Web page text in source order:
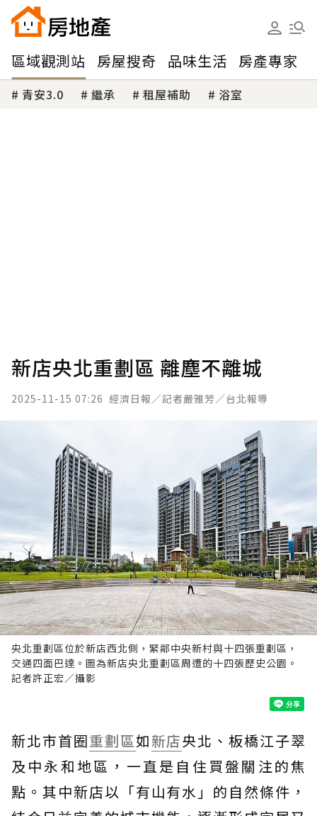
區域觀測站 房屋搜奇 品味生活 房產專家
青安3.0 繼承 租屋補助 浴室
新店央北重劃區 離塵不離城
2025-11-15 07:26 經濟日報／記者嚴雅芳／台北報導
央北重劃區位於新店西北側，緊鄰中央新村與十四張重劃區，
交通四面巴達。圖為新店央北重劃區周遭的十四張歷史公園。
記者許正宏／攝影
新北市首圈重劃區如新店央北、板橋江子翠
及中永和地區，一直是自住買盤關注的焦
點。其中新店以「有山有水」的自然條件，